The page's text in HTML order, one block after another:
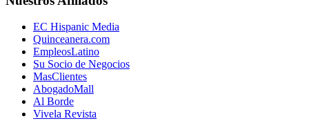
EC Hispanic Media
Quinceanera.com
EmpleosLatino
Su Socio de Negocios
MasClientes
AbogadoMall
Al Borde
Vivela Revista